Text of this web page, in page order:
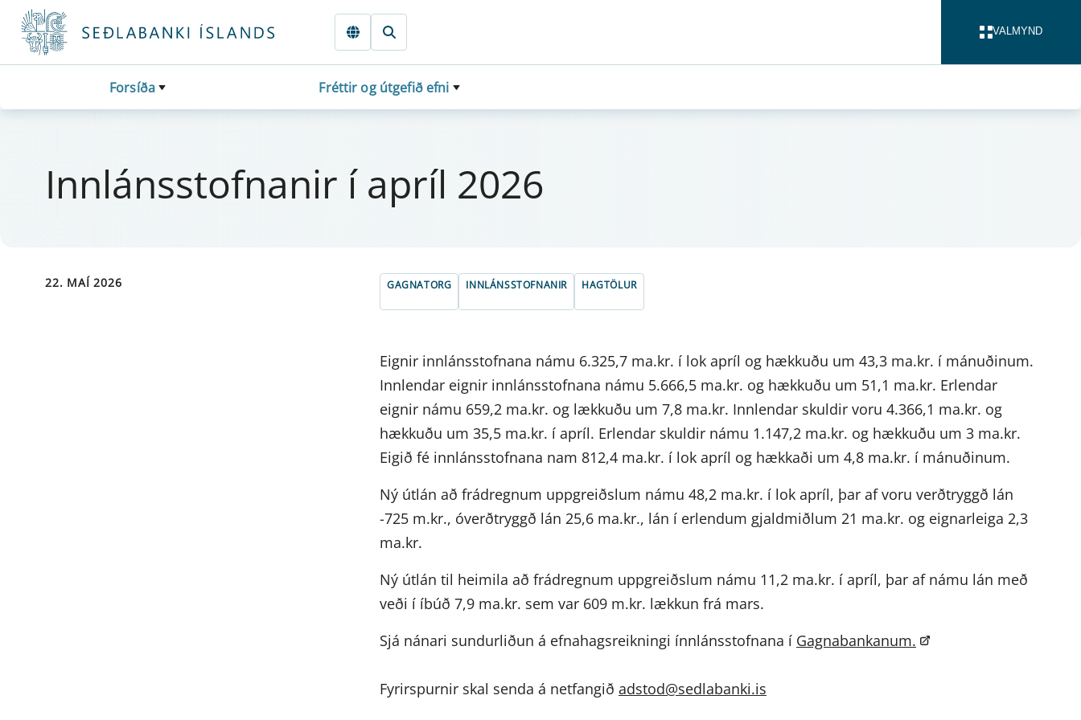
Fara beint í Meginmál
VALMYND
Forsíða Fréttir og útgefið efni
Inn­láns­stofn­an­ir í apríl 2026
22. MAÍ 2026 GAGNATORG INNLÁNSSTOFNANIR HAGTÖLUR
Eignir innlánsstofnana námu 6.325,7 ma.kr. í lok apríl og hækkuðu um 43,3 ma.kr. í mánuðinum.
Innlendar eignir innlánsstofnana námu 5.666,5 ma.kr. og hækkuðu um 51,1 ma.kr. Erlendar
eignir námu 659,2 ma.kr. og lækkuðu um 7,8 ma.kr. Innlendar skuldir voru 4.366,1 ma.kr. og
hækkuðu um 35,5 ma.kr. í apríl. Erlendar skuldir námu 1.147,2 ma.kr. og hækkuðu um 3 ma.kr.
Eigið fé innlánsstofnana nam 812,4 ma.kr. í lok apríl og hækkaði um 4,8 ma.kr. í mánuðinum.
Ný útlán að frádregnum uppgreiðslum námu 48,2 ma.kr. í lok apríl, þar af voru verðtryggð lán
-725 m.kr., óverðtryggð lán 25,6 ma.kr., lán í erlendum gjaldmiðlum 21 ma.kr. og eignarleiga 2,3
ma.kr.
Ný útlán til heimila að frádregnum uppgreiðslum námu 11,2 ma.kr. í apríl, þar af námu lán með
veði í íbúð 7,9 ma.kr. sem var 609 m.kr. lækkun frá mars.
Sjá nánari sundurliðun á efnahagsreikningi ínnlánsstofnana í Gagnabankanum.
Fyrirspurnir skal senda á netfangið adstod@sedlabanki.is